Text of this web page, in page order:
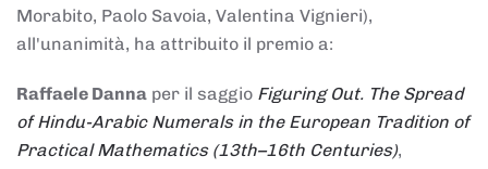
Morabito, Paolo Savoia, Valentina Vignieri),
all'unanimità, ha attribuito il premio a:
Raffaele Danna per il saggio Figuring Out. The Spread
of Hindu-Arabic Numerals in the European Tradition of
Practical Mathematics (13th–16th Centuries),